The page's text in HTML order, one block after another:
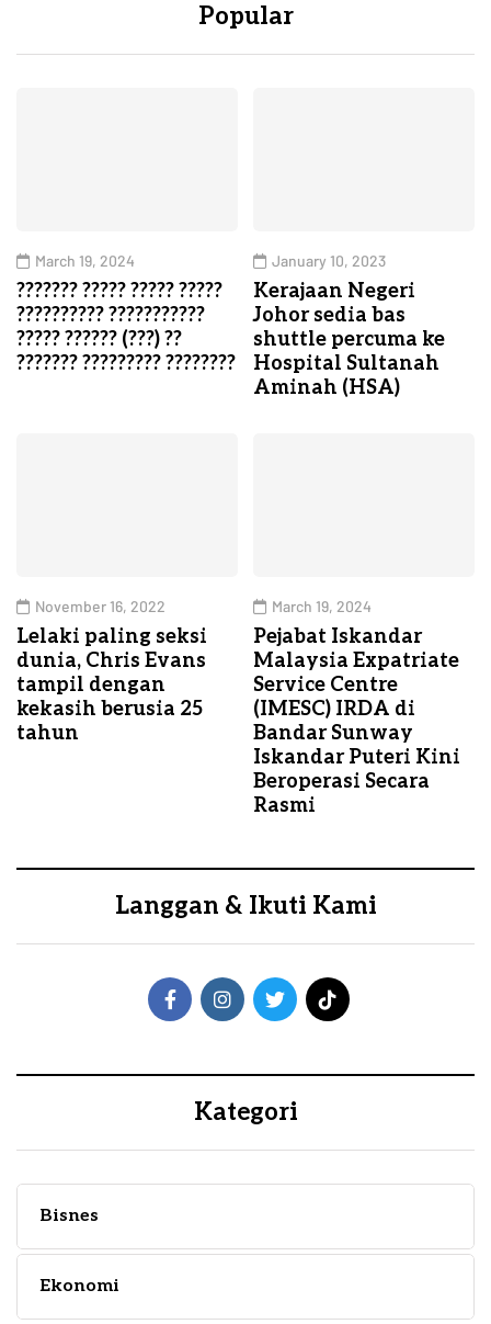
Popular
March 19, 2024
??????? ????? ????? ?????
?????????? ???????????
????? ?????? (???) ??
??????? ????????? ????????
January 10, 2023
Kerajaan Negeri
Johor sedia bas
shuttle percuma ke
Hospital Sultanah
Aminah (HSA)
November 16, 2022
Lelaki paling seksi
dunia, Chris Evans
tampil dengan
kekasih berusia 25
tahun
March 19, 2024
Pejabat Iskandar
Malaysia Expatriate
Service Centre
(IMESC) IRDA di
Bandar Sunway
Iskandar Puteri Kini
Beroperasi Secara
Rasmi
Langgan & Ikuti Kami
Kategori
Bisnes
Ekonomi